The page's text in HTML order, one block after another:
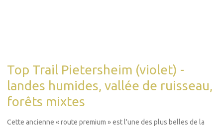
Top Trail Pietersheim (violet) -
landes humides, vallée de ruisseau,
forêts mixtes
Cette ancienne « route premium » est l'une des plus belles de la